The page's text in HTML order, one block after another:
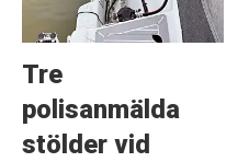
Tre
polisanmälda
stölder vid